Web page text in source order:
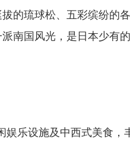
的琉球松、五彩缤纷的
南国风光，是日本少有
乐设施及中西式美食，